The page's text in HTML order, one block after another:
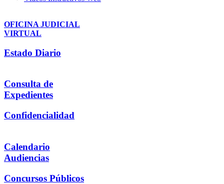
OFICINA JUDICIAL
VIRTUAL
Estado Diario
Consulta de
Expedientes
Confidencialidad
Calendario
Audiencias
Concursos Públicos